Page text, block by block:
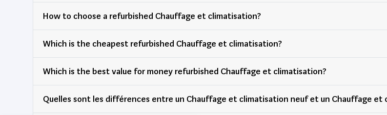
How to choose a refurbished Chauffage et climatisation?
Which is the cheapest refurbished Chauffage et climatisation?
Which is the best value for money refurbished Chauffage et climatisation?
Quelles sont les différences entre un Chauffage et climatisation neuf et un Chauffage et